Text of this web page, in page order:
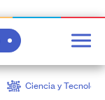
Ciencia y